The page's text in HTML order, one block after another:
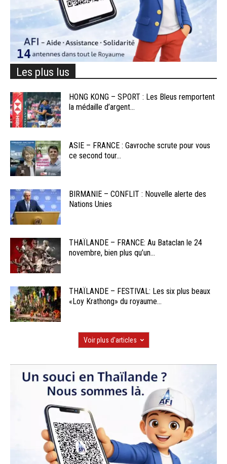
Les plus lus
HONG KONG – SPORT : Les Bleus remportent
la médaille d’argent...
ASIE – FRANCE : Gavroche scrute pour vous
ce second tour...
BIRMANIE – CONFLIT : Nouvelle alerte des
Nations Unies
THAÏLANDE – FRANCE: Au Bataclan le 24
novembre, bien plus qu’un...
THAÏLANDE – FESTIVAL: Les six plus beaux
«Loy Krathong» du royaume...
Voir plus d'articles